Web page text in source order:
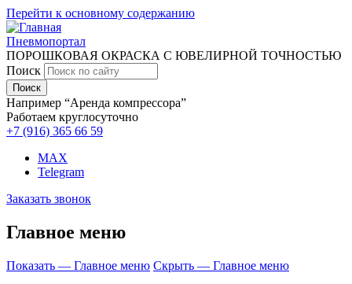
Перейти к основному содержанию
Пневмопортал
ПОРОШКОВАЯ ОКРАСКА С ЮВЕЛИРНОЙ ТОЧНОСТЬЮ
Поиск
Например “Аренда компрессора”
Работаем круглосуточно
+7 (916) 365 66 59
MAX
Telegram
Заказать звонок
Главное меню
Показать — Главное меню Скрыть — Главное меню